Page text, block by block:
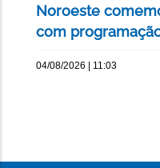
Noroeste
com
04/08/2026 | 11:03